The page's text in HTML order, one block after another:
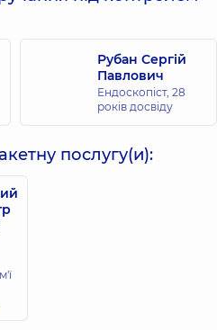
Рубан Сергій
Павлович
Ендоскопіст, 28
років досвіду
послугу(и):